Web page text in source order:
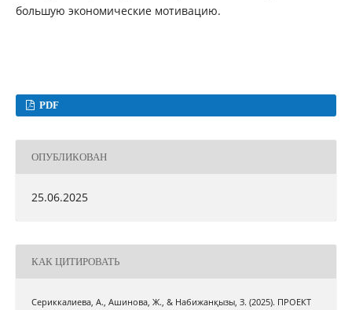
большую экономические мотивацию.
PDF
ОПУБЛИКОВАН
25.06.2025
КАК ЦИТИРОВАТЬ
Сериккалиева, А., Ашинова, Ж., & Набижанқызы, З. (2025). ПРОЕКТ